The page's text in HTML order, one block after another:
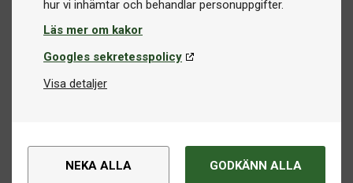
Läs mer om kakor
Googles sekretesspolicy
Visa detaljer
NEKA ALLA GODKÄNN ALLA